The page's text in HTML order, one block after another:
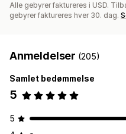
Alle gebyrer faktureres i USD.
gebyrer faktureres hver 30. dag.
Anmeldelser (205)
Samlet bedømmelse
5
5